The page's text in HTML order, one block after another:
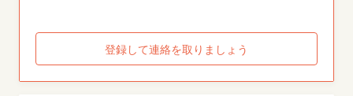
登録して連絡を取りましょう